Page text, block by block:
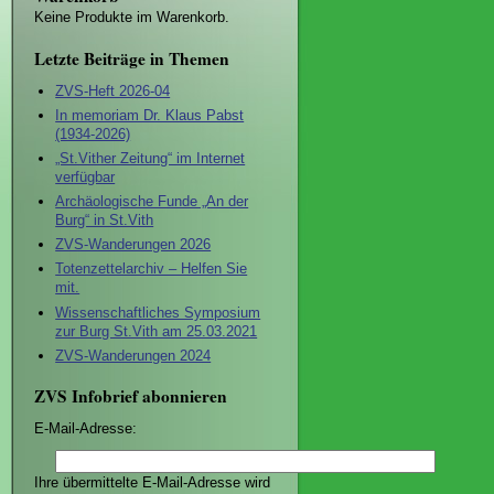
Keine Produkte im Warenkorb.
Letzte Beiträge in Themen
ZVS-Heft 2026-04
In memoriam Dr. Klaus Pabst
(1934-2026)
„St.Vither Zeitung“ im Internet
verfügbar
Archäologische Funde „An der
Burg“ in St.Vith
ZVS-Wanderungen 2026
Totenzettelarchiv – Helfen Sie
mit.
Wissenschaftliches Symposium
zur Burg St.Vith am 25.03.2021
ZVS-Wanderungen 2024
ZVS Infobrief abonnieren
E-Mail-Adresse:
Ihre übermittelte E-Mail-Adresse wird